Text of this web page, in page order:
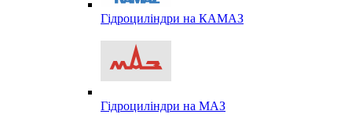
Гідроциліндри на КАМАЗ
Гідроциліндри на МАЗ